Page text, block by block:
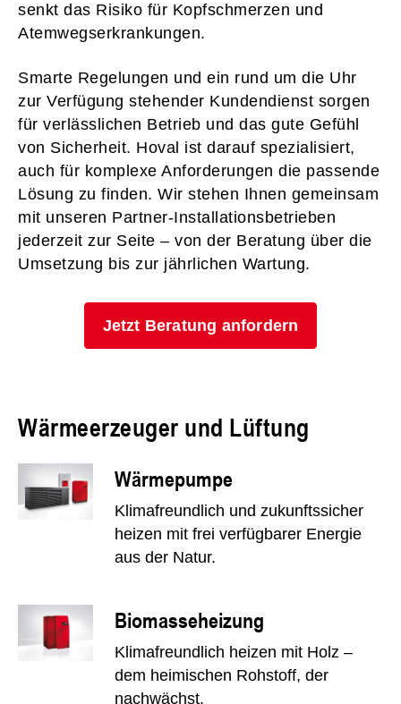
senkt das Risiko für Kopfschmerzen und
Atemwegserkrankungen.
Smarte Regelungen und ein rund um die Uhr
zur Verfügung stehender Kundendienst sorgen
für verlässlichen Betrieb und das gute Gefühl
von Sicherheit. Hoval ist darauf spezialisiert,
auch für komplexe Anforderungen die passende
Lösung zu finden. Wir stehen Ihnen gemeinsam
mit unseren Partner-Installationsbetrieben
jederzeit zur Seite – von der Beratung über die
Umsetzung bis zur jährlichen Wartung.
Jetzt Beratung anfordern
Wärmeerzeuger und Lüftung
Wärmepumpe
Klimafreundlich und zukunftssicher
heizen mit frei verfügbarer Energie
aus der Natur.
Biomasseheizung
Klimafreundlich heizen mit Holz –
dem heimischen Rohstoff, der
nachwächst.